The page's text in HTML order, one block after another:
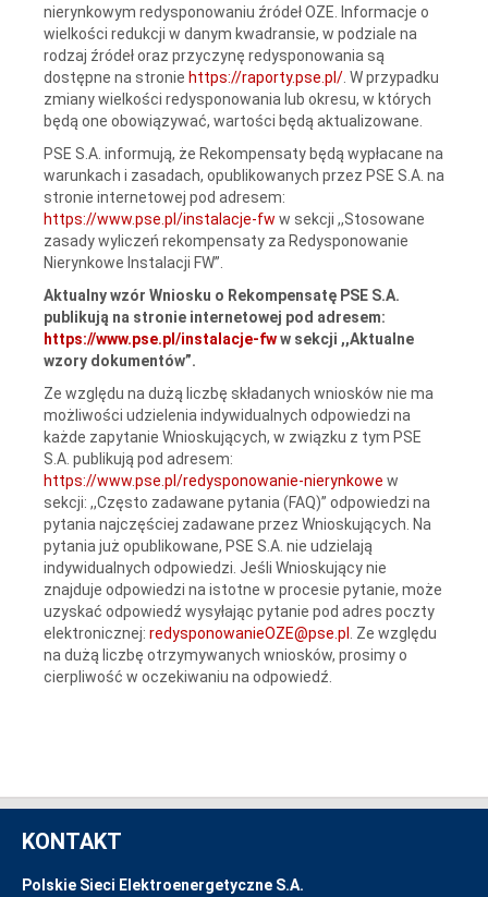
nierynkowym redysponowaniu źródeł OZE. Informacje o
wielkości redukcji w danym kwadransie, w podziale na
rodzaj źródeł oraz przyczynę redysponowania są
dostępne na stronie https://raporty.pse.pl/ . W przypadku
zmiany wielkości redysponowania lub okresu, w których
będą one obowiązywać, wartości będą aktualizowane.
PSE S.A. informują, że Rekompensaty będą wypłacane na
warunkach i zasadach, opublikowanych przez PSE S.A. na
stronie internetowej pod adresem:
https://www.pse.pl/instalacje-fw w sekcji ,,Stosowane
zasady wyliczeń rekompensaty za Redysponowanie
Nierynkowe Instalacji FW”.
Aktualny wzór Wniosku o Rekompensatę PSE S.A.
publikują na stronie internetowej pod adresem:
https://www.pse.pl/instalacje-fww sekcji ,,Aktualne
wzory dokumentów”.
Ze względu na dużą liczbę składanych wniosków nie ma
możliwości udzielenia indywidualnych odpowiedzi na
każde zapytanie Wnioskujących, w związku z tym PSE
S.A. publikują pod adresem:
https://www.pse.pl/redysponowanie-nierynkowe w
sekcji: ,,Często zadawane pytania (FAQ)” odpowiedzi na
pytania najczęściej zadawane przez Wnioskujących. Na
pytania już opublikowane, PSE S.A. nie udzielają
indywidualnych odpowiedzi. Jeśli Wnioskujący nie
znajduje odpowiedzi na istotne w procesie pytanie, może
uzyskać odpowiedź wysyłając pytanie pod adres poczty
elektronicznej: redysponowanieOZE@pse.pl
. Ze względu
na dużą liczbę otrzymywanych wniosków, prosimy o
cierpliwość w oczekiwaniu na odpowiedź.
KONTAKT
Polskie Sieci Elektroenergetyczne S.A.